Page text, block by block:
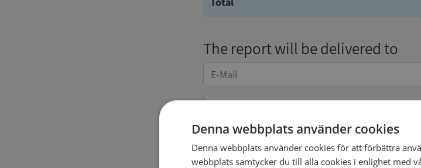
The report will be delivered to
Receipt data(optional)
Denna webbplats använder cookies
Denna webbplats använder cookies för att förbättra
webbplats samtycker du till alla cookies i enlighet med